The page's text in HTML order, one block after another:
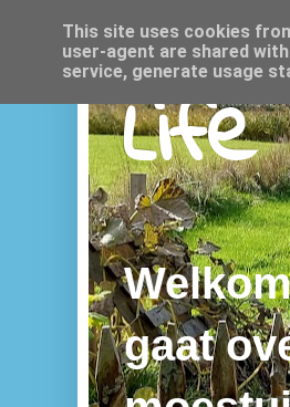
gaat
This site uses cookies
user-agent are shared
service, generate usage